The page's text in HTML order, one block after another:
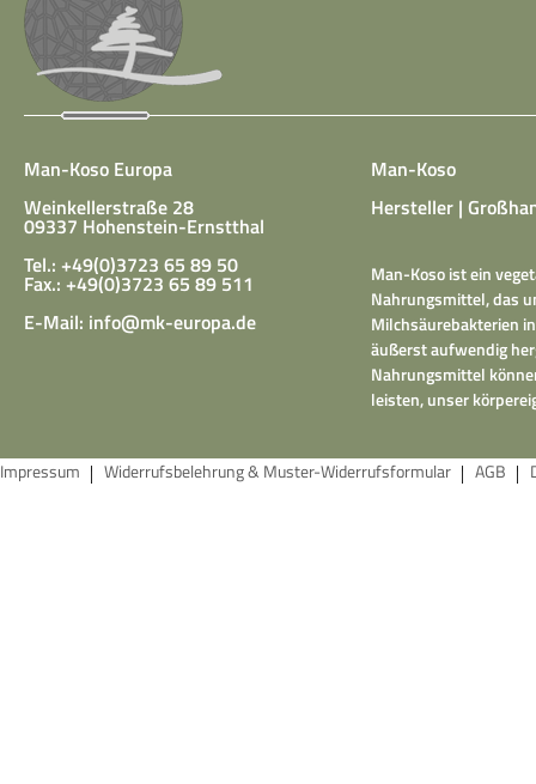
Man-Koso Europa
Weinkellerstraße 28
09337 Hohenstein-Ernstthal
Tel.: +49(0)3723 65 89 50
Fax.: +49(0)3723 65 89 511
E-Mail: info@mk-europa.de
Man-Koso
Hersteller |
Man-Koso ist ein
Nahrungsmittel, das
Milchsäurebakterien
äußerst aufwendig
Nahrungsmittel
leisten, unser
Impressum Widerrufsbelehrung & Muster-Widerrufsformular AGB